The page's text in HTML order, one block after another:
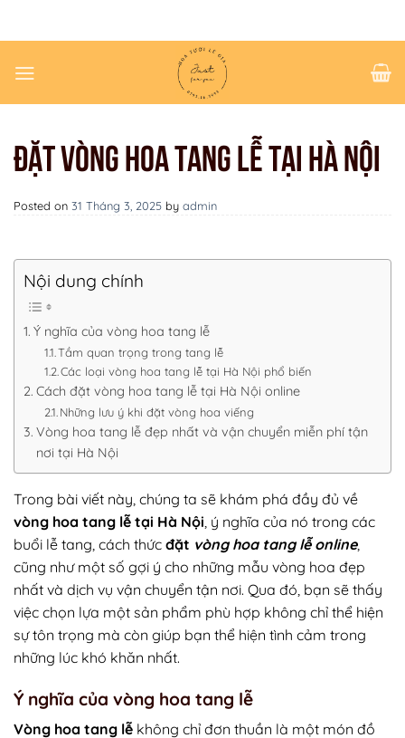
dung
ĐẶT VÒNG HOA TANG LỄ TẠI HÀ NỘI
Posted on 31 Tháng 3, 2025 by admin
Nội dung chính
Ý nghĩa của vòng hoa tang lễ
Tầm quan trọng trong tang lễ
Các loại vòng hoa tang lễ tại Hà Nội phổ biến
Cách đặt vòng hoa tang lễ tại Hà Nội online
Những lưu ý khi đặt vòng hoa viếng
Vòng hoa tang lễ đẹp nhất và vận chuyển miễn phí tận
nơi tại Hà Nội
Trong bài viết này, chúng ta sẽ khám phá đầy đủ về
vòng hoa tang lễ tại Hà Nội, ý nghĩa của nó trong các
buổi lễ tang, cách thức đặt vòng hoa tang lễ online,
cũng như một số gợi ý cho những mẫu vòng hoa đẹp
nhất và dịch vụ vận chuyển tận nơi. Qua đó, bạn sẽ thấy
việc chọn lựa một sản phẩm phù hợp không chỉ thể hiện
sự tôn trọng mà còn giúp bạn thể hiện tình cảm trong
những lúc khó khăn nhất.
Ý nghĩa của vòng hoa tang lễ
Vòng hoa tang lễ không chỉ đơn thuần là một món đồ